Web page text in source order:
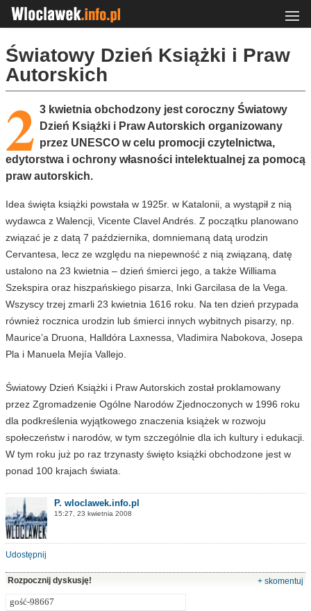
Światowy Dzień Książki i Praw
Autorskich
2 3 kwietnia obchodzony jest coroczny Światowy
Dzień Książki i Praw Autorskich organizowany
przez UNESCO w celu promocji czytelnictwa,
edytorstwa i ochrony własności intelektualnej za pomocą
praw autorskich.
Idea święta książki powstała w 1925r. w Katalonii, a wystąpił z nią
wydawca z Walencji, Vicente Clavel Andrés. Z początku planowano
związać je z datą 7 października, domniemaną datą urodzin
Cervantesa, lecz ze względu na niepewność z nią związaną, datę
ustalono na 23 kwietnia – dzień śmierci jego, a także Williama
Szekspira oraz hiszpańskiego pisarza, Inki Garcilasa de la Vega.
Wszyscy trzej zmarli 23 kwietnia 1616 roku. Na ten dzień przypada
również rocznica urodzin lub śmierci innych wybitnych pisarzy, np.
Maurice’a Druona, Halldóra Laxnessa, Vladimira Nabokova, Josepa
Pla i Manuela Mejía Vallejo.
Światowy Dzień Książki i Praw Autorskich został proklamowany
przez Zgromadzenie Ogólne Narodów Zjednoczonych w 1996 roku
dla podkreślenia wyjątkowego znaczenia książek w rozwoju
społeczeństw i narodów, w tym szczególnie dla ich kultury i edukacji.
W tym roku już po raz trzynasty święto książki obchodzone jest w
ponad 100 krajach świata.
P. wloclawek.info.pl
15:27, 23 kwietnia 2008
Udostępnij
Rozpocznij dyskusję! + skomentuj